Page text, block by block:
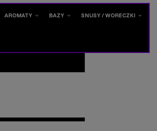
AROMATY BAZY SNUSY / WORECZKI